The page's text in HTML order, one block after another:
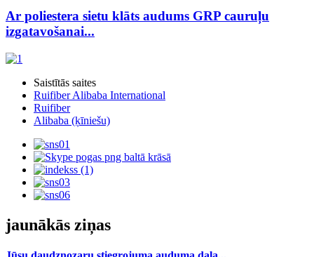
Ar poliestera sietu klāts audums GRP cauruļu
izgatavošanai...
Saistītās saites
Ruifiber Alibaba International
Ruifiber
Alibaba (ķīniešu)
jaunākās ziņas